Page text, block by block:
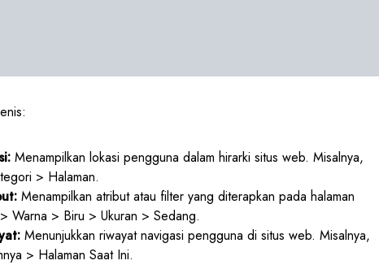
Menampilkan lokasi pengguna dalam hirarki situs web. Misalnya,
> Halaman.
Menampilkan atribut atau filter yang diterapkan pada halaman
Warna > Biru > Ukuran > Sedang.
Menunjukkan riwayat navigasi pengguna di situs web. Misalnya,
> Halaman Saat Ini.